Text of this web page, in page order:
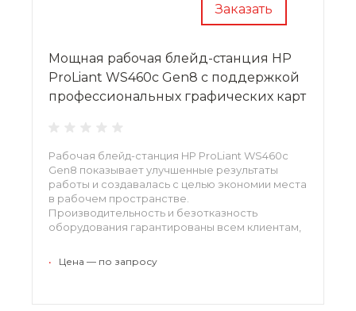
Заказать
Мощная рабочая блейд-станция HP
ProLiant WS460c Gen8 с поддержкой
профессиональных графических карт
Рабочая блейд-станция HP ProLiant WS460c
Gen8 показывает улучшенные результаты
работы и создавалась с целью экономии места
в рабочем пространстве.
Производительность и безотказность
оборудования гарантированы всем клиентам,
• Цена — по запросу